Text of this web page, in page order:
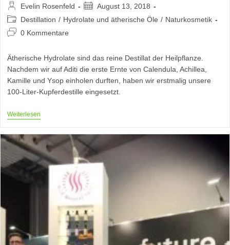
Beitrags-
Autor:
Evelin Rosenfeld
Beitrag
veröffentlicht:
August 13, 2018
Beitrags-
Kategorie:
Destillation / Hydrolate und ätherische Öle / Naturkosmetik
Beitrags-0 Kommentare
Ätherische Hydrolate sind das reine Destillat der Heilpflanze.
Nachdem wir auf Aditi die erste Ernte von Calendula, Achillea,
Kamille und Ysop einholen durften, haben wir erstmalig unsere
100-Liter-Kupferdestille eingesetzt.
WeiterlesenReindestillate
Den
Start